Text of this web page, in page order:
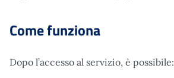
Come funziona
Dopo l’accesso al servizio, è possibile: